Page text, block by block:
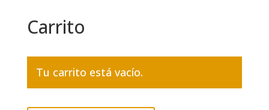
Carrito
Tu carrito está vacío.